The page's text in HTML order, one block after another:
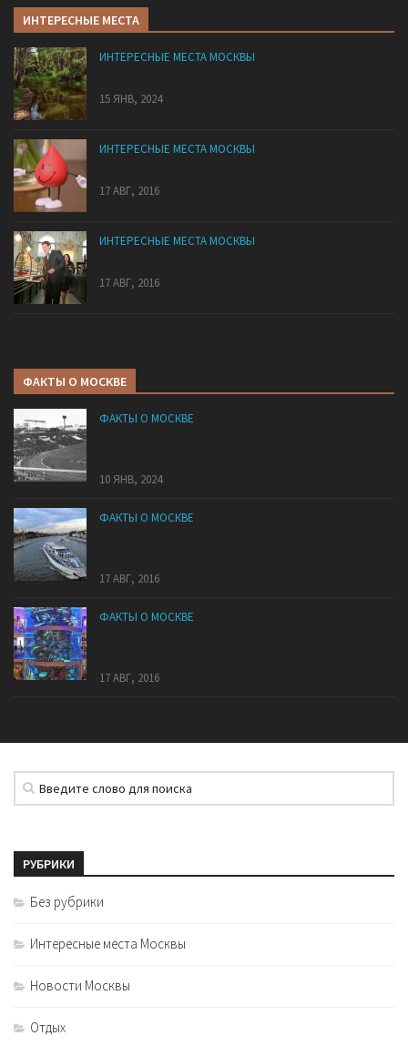
ИНТЕРЕСНЫЕ МЕСТА
ИНТЕРЕСНЫЕ МЕСТА МОСКВЫ
15 ЯНВ, 2024
ИНТЕРЕСНЫЕ МЕСТА МОСКВЫ
17 АВГ, 2016
ИНТЕРЕСНЫЕ МЕСТА МОСКВЫ
17 АВГ, 2016
ФАКТЫ О МОСКВЕ
ФАКТЫ О МОСКВЕ
10 ЯНВ, 2024
ФАКТЫ О МОСКВЕ
17 АВГ, 2016
ФАКТЫ О МОСКВЕ
17 АВГ, 2016
РУБРИКИ
Без рубрики
Интересные места Москвы
Новости Москвы
Отдых